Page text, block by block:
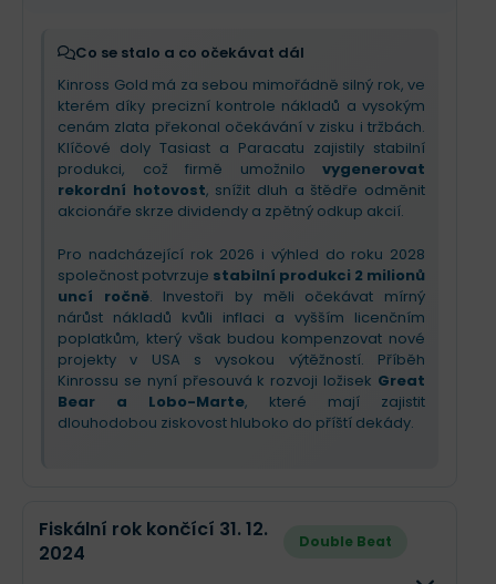
unci) velmi robustní.
Co se stalo a co očekávat dál
Kinross Gold má za sebou mimořádně silný rok, ve
kterém díky precizní kontrole nákladů a vysokým
cenám zlata překonal očekávání v zisku i tržbách.
Klíčové doly Tasiast a Paracatu zajistily stabilní
produkci, což firmě umožnilo vygenerovat
rekordní hotovost, snížit dluh a štědře odměnit
akcionáře skrze dividendy a zpětný odkup akcií.
Pro nadcházející rok 2026 i výhled do roku 2028
společnost potvrzuje stabilní produkci 2 milionů
uncí ročně. Investoři by měli očekávat mírný
nárůst nákladů kvůli inflaci a vyšším licenčním
poplatkům, který však budou kompenzovat nové
projekty v USA s vysokou výtěžností. Příběh
Kinrossu se nyní přesouvá k rozvoji ložisek Great
Bear a Lobo-Marte, které mají zajistit
dlouhodobou ziskovost hluboko do příští dekády.
Fiskální rok končící 31. 12.
2024
Double Beat